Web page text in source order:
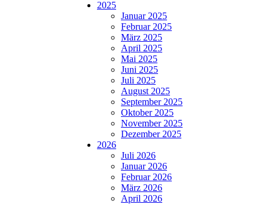
2025
Januar 2025
Februar 2025
März 2025
April 2025
Mai 2025
Juni 2025
Juli 2025
August 2025
September 2025
Oktober 2025
November 2025
Dezember 2025
2026
Juli 2026
Januar 2026
Februar 2026
März 2026
April 2026